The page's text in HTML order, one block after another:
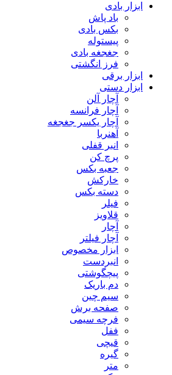
ابزار بادی
باد پاش
بکس بادی
پیستوله
جغجغه بادی
فرز انگشتی
ابزار برقی
ابزار دستی
آچار آلن
آچار فرانسه
آچار یکسر جغجغه
آهنربا
انبر قفلی
پرچ کن
جعبه بکس
خارکش
دسته بکس
فیلر
قلاویز
آچار
آچار فیلتر
ابزار مخصوص
انبردست
پیچگوشتی
دم باریک
سیم چین
صفحه برش
فرچه سیمی
ففل
قیچی
گیره
متر